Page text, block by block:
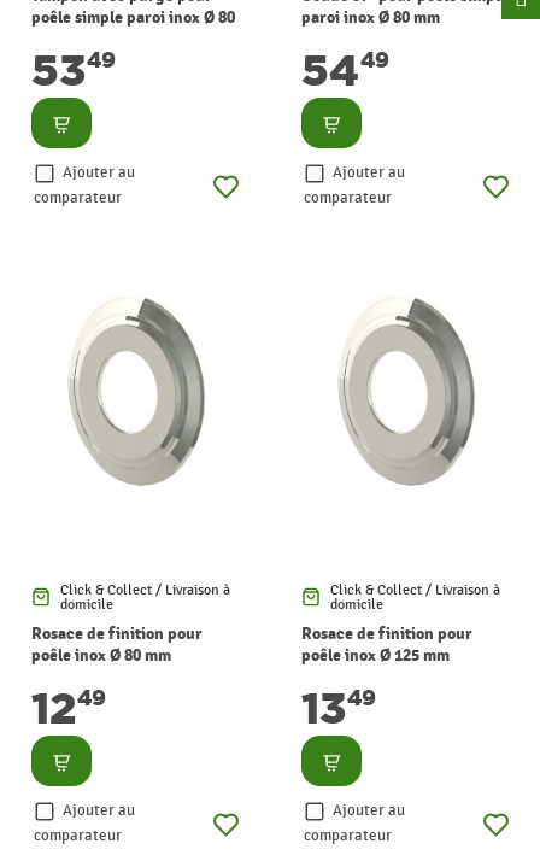
poêle simple paroi inox Ø 80
5349
Consulter
Ajouter au
comparateur
paroi inox Ø 80 mm
5449
Consulter
Ajouter au
comparateur
Click & Collect / Livraison à
domicile
Rosace de finition pour
poêle inox Ø 80 mm
1249
Consulter
Ajouter au
comparateur
Click & Collect / Livraison à
domicile
Rosace de finition pour
poêle inox Ø 125 mm
1349
Consulter
Ajouter au
comparateur